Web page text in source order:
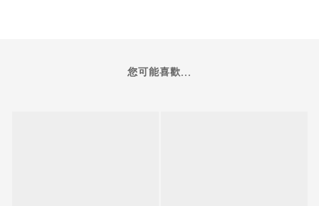
您可能喜歡...